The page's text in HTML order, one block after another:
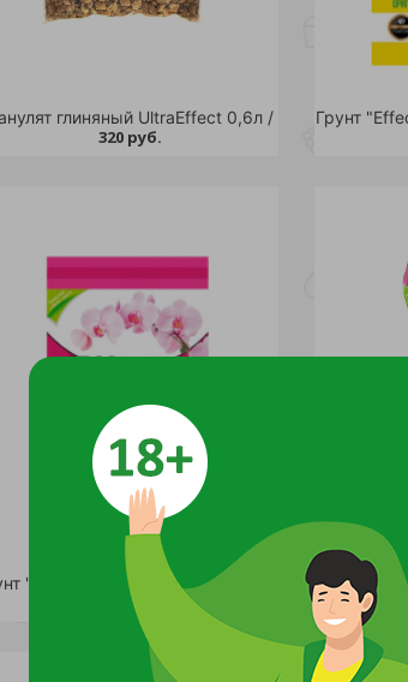
глиняный UltraEffect 0,6л /
320 руб.
198 руб.
Грунт